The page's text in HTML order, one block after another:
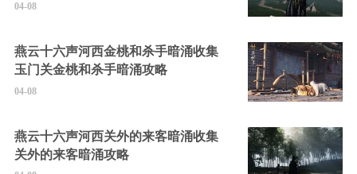
04-08
燕云十六声河西金桃和杀手暗涌收集
玉门关金桃和杀手暗涌攻略
04-08
燕云十六声河西关外的来客暗涌收集
关外的来客暗涌攻略